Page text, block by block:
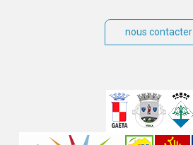
nous contacter